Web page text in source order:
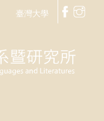
臺灣大學